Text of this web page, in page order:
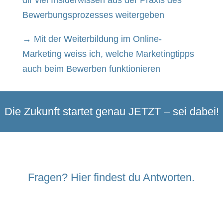
Bewerbungsprozesses weitergeben
→ Mit der Weiterbildung im Online-
Marketing weiss ich, welche Marketingtipps
auch beim Bewerben funktionieren
Die Zukunft startet genau JETZT – sei dabei!
Fragen? Hier findest du Antworten.